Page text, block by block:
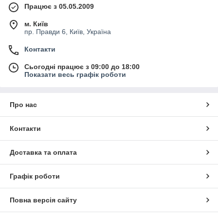
Працює з 05.05.2009
м. Київ
пр. Правди 6, Київ, Україна
Контакти
Сьогодні працює з 09:00 до 18:00
Показати весь графік роботи
Про нас
Контакти
Доставка та оплата
Графік роботи
Повна версія сайту